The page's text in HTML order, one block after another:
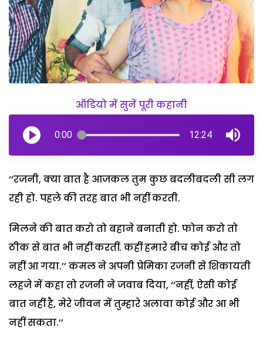
ऑडियो में सुनें पूरी कहानी
0:00 12:24
‘‘रजनी, क्या बात है आजकल तुम कुछ बदलीबदली सी लग
रही हो. पहले की तरह बात भी नहीं करती.
मिलने की बात करो तो बहाने बनाती हो. फोन करो तो
ठीक से बात भी नहीं करतीं. कहीं हमारे बीच कोई और तो
नहीं आ गया.’’ कमल ने अपनी प्रेमिका रजनी से शिकायती
लहजे में कहा तो रजनी ने जवाब दिया, ‘‘नहीं, ऐसी कोई
बात नहीं है, मेरे जीवन में तुम्हारे अलावा कोई और आ भी
नहीं सकता.’’